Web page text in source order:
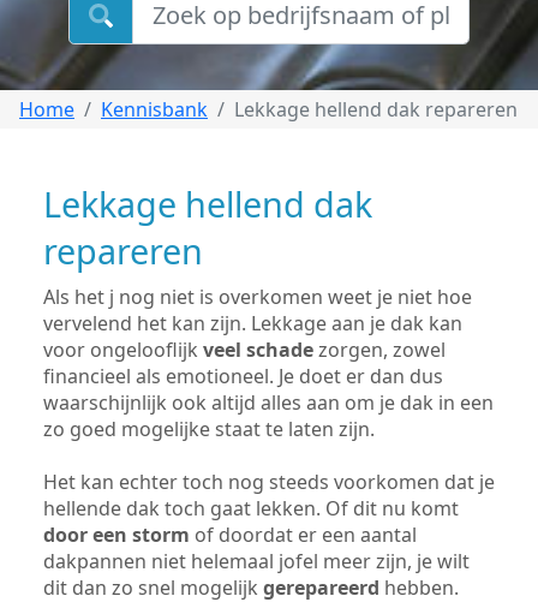
Home Kennisbank Lekkage hellend dak repareren
Lekkage hellend dak
repareren
Als het j nog niet is overkomen weet je niet hoe
vervelend het kan zijn. Lekkage aan je dak kan
voor ongelooflijk veel schadezorgen, zowel
financieel als emotioneel. Je doet er dan dus
waarschijnlijk ook altijd alles aan om je dak in een
zo goed mogelijke staat te laten zijn.
Het kan echter toch nog steeds voorkomen dat je
hellende dak toch gaat lekken. Of dit nu komt
door een storm of doordat er een aantal
dakpannen niet helemaal jofel meer zijn, je wilt
dit dan zo snel mogelijk gerepareerd hebben.